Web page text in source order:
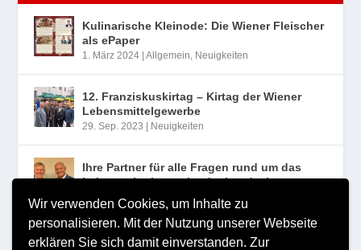
Wir verwenden Cookies, um Inhalte zu
personalisieren. Mit der Nutzung unserer Webseite
erklären Sie sich damit einverstanden. Zur
Kulinarische Kleinode: Die Wiener Fleischer
als ePaper
1. März 2024 |Allgemein, Neuigkeiten
12. Franziskuskirtag – Kirtag der Wiener
Lebensmittelgewerbe
29. Sep. 2023 Neuigkeiten
Ihre Partner für alle Fragen rund um das
Lebensmittelgewerbe der Landesinnung
Wien
10. Aug. 2023|Neuigkeiten